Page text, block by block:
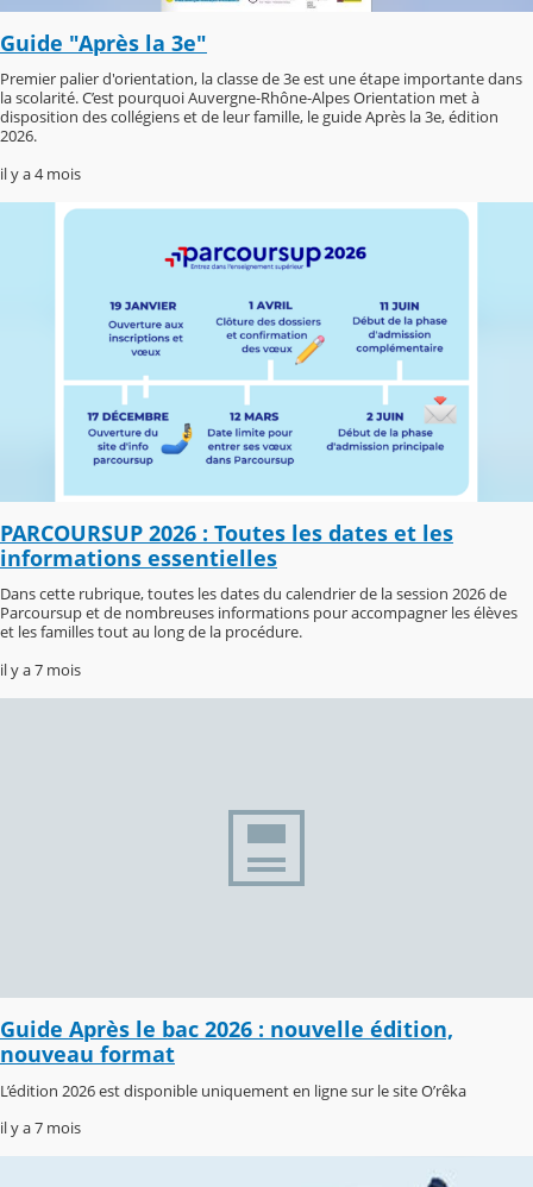
Guide "Après la 3e"
Premier palier d'orientation, la classe de 3e est une étape importante dans
la scolarité. C’est pourquoi Auvergne-Rhône-Alpes Orientation met à
disposition des collégiens et de leur famille, le guide Après la 3e, édition
2026.
il y a 4 mois
PARCOURSUP 2026 : Toutes les dates et les
informations essentielles
Dans cette rubrique, toutes les dates du calendrier de la session 2026 de
Parcoursup et de nombreuses informations pour accompagner les élèves
et les familles tout au long de la procédure.
il y a 7 mois
Guide Après le bac 2026 : nouvelle édition,
nouveau format
L’édition 2026 est disponible uniquement en ligne sur le site O’rêka
il y a 7 mois